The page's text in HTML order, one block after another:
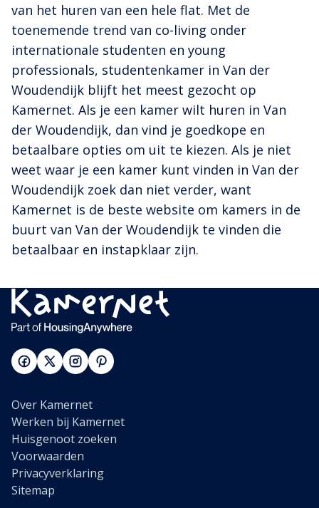
van het huren van een hele flat. Met de
toenemende trend van co-living onder
internationale studenten en young
professionals, studentenkamer in Van der
Woudendijk blijft het meest gezocht op
Kamernet. Als je een kamer wilt huren in Van
der Woudendijk, dan vind je goedkope en
betaalbare opties om uit te kiezen. Als je niet
weet waar je een kamer kunt vinden in Van der
Woudendijk zoek dan niet verder, want
Kamernet is de beste website om kamers in de
buurt van Van der Woudendijk te vinden die
betaalbaar en instapklaar zijn.
Over Kamernet
Werken bij Kamernet
Huisgenoot zoeken
Voorwaarden
Privacyverklaring
Sitemap